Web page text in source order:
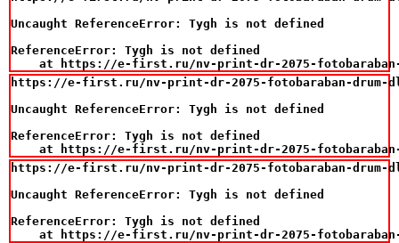
Uncaught ReferenceError: Tygh is not defined
ReferenceError: Tygh is not defined
at https://e-first.ru/nv-print-dr-2075-
https://e-first.ru/nv-print-dr-2075-fotobaraban-drum-
Uncaught ReferenceError: Tygh is not defined
ReferenceError: Tygh is not defined
at https://e-first.ru/nv-print-dr-2075-
https://e-first.ru/nv-print-dr-2075-fotobaraban-drum-dlya-
Uncaught ReferenceError: Tygh is not defined
ReferenceError: Tygh is not defined
at https://e-first.ru/nv-print-dr-2075-